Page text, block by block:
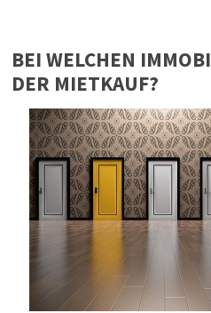
BEI WELCHEN
DER MIETKAUF?